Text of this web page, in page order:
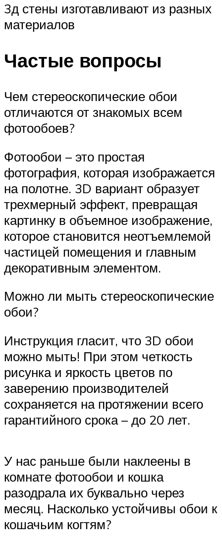
3д стены изготавливают из разных
материалов
Частые вопросы
Чем стереоскопические обои
отличаются от знакомых всем
фотообоев?
Фотообои – это простая
фотография, которая изображается
на полотне. 3D вариант образует
трехмерный эффект, превращая
картинку в объемное изображение,
которое становится неотъемлемой
частицей помещения и главным
декоративным элементом.
Можно ли мыть стереоскопические
обои?
Инструкция гласит, что 3D обои
можно мыть! При этом четкость
рисунка и яркость цветов по
заверению производителей
сохраняется на протяжении всего
гарантийного срока – до 20 лет.
У нас раньше были наклеены в
комнате фотообои и кошка
разодрала их буквально через
месяц. Насколько устойчивы обои к
кошачьим когтям?